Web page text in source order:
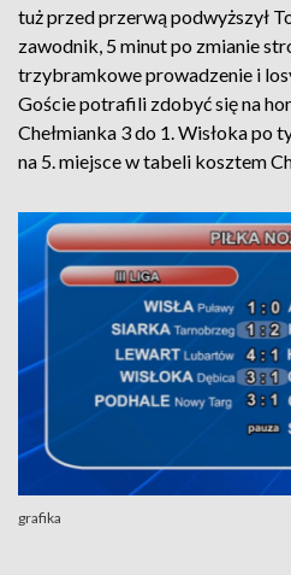
tuż przed przerwą podwyższył
zawodnik, 5 minut po zmianie
trzybramkowe prowadzenie i
Goście potrafili zdobyć się na
Chełmianka 3 do 1. Wisłoka po
na 5. miejsce w tabeli kosztem
grafika